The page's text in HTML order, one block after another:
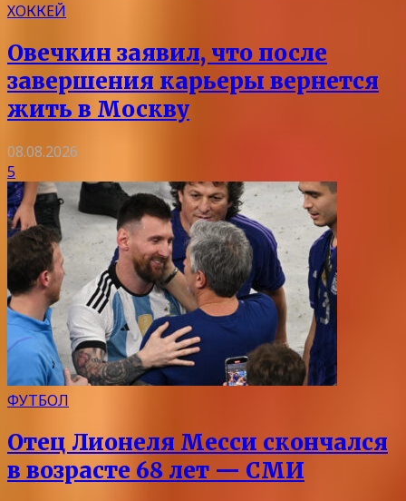
ХОККЕЙ
Овечкин заявил, что после
завершения карьеры вернется
жить в Москву
08.08.2026
5
ФУТБОЛ
Отец Лионеля Месси скончался
в возрасте 68 лет — СМИ